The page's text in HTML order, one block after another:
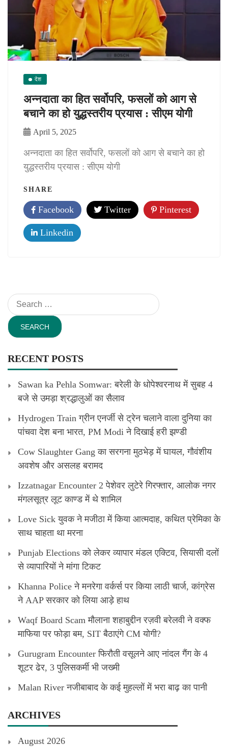
देश
अन्नदाता का हित सर्वोपरि, फसलों को आग से
बचाने का हो युद्धस्तरीय प्रयास : सीएम योगी
April 5, 2025
अन्नदाता का हित सर्वोपरि, फसलों को आग से बचाने का हो
युद्धस्तरीय प्रयास : सीएम योगी
SHARE
Facebook Twitter Pinterest
Linkedin
Search
for:
RECENT POSTS
Sawan ka Pehla Somwar: बरेली के धोपेश्वरनाथ में सुबह 4
बजे से उमड़ा श्रद्धालुओं का सैलाव
Hydrogen Train ग्रीन एनर्जी से ट्रेन चलाने वाला दुनिया का
पांचवा देश बना भारत, PM Modi ने दिखाई हरी झण्डी
Cow Slaughter Gang का सरगना मुठभेड़ में घायल, गौवंशीय
अवशेष और असलह बरामद
Izzatnagar Encounter 2 पेशेवर लुटेरे गिरफ्तार, आलोक नगर
मंगलसूत्र लूट काण्‍ड में थे शामिल
Love Sick युवक ने मजीठा में किया आत्मदाह, कथित प्रेमिका के
साथ चाहता था मरना
Punjab Elections को लेकर व्यापार मंडल एक्टिव, सियासी दलों
से व्यापारियों ने मांगा टिकट
Khanna Police ने मनरेगा वर्कर्स पर किया लाठी चार्ज, कांग्रेस
ने AAP सरकार को लिया आड़े हाथ
Waqf Board Scam मौलाना शहाबुद्दीन रज़वी बरेलवी ने वक्फ
माफिया पर फोड़ा बम, SIT बैठाएंगे CM योगी?
Gurugram Encounter फिरौती वसूलने आए नांदल गैंग के 4
शूटर ढेर, 3 पुलिसकर्मी भी जख्मी
Malan River नजीबाबाद के कई मुहल्लों में भरा बाढ़ का पानी
ARCHIVES
August 2026